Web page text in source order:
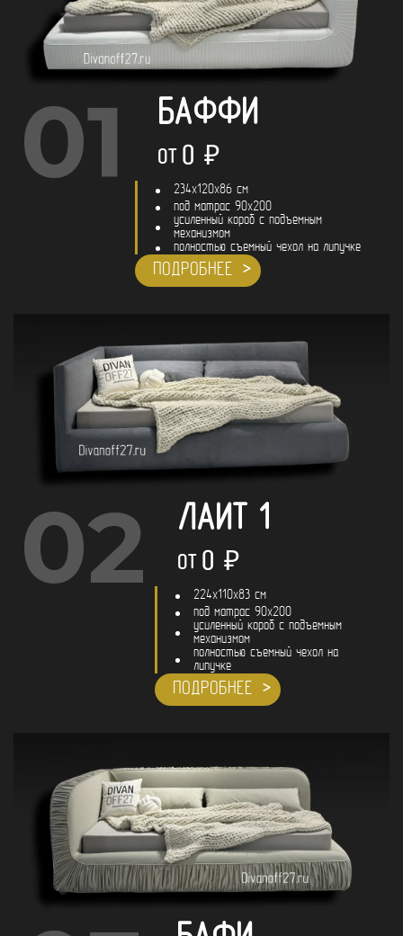
01 БАФФИ
ОТ 0 ₽
под матрас 90х200
усиленный короб с подъемным
механизмом
полностью съемный чехол на липучке
234x120x86 см
ПОДРОБНЕЕ
02 ЛАЙТ 1
ОТ 0 ₽
под матрас 90х200
усиленный короб с подъемным
механизмом
полностью съемный чехол на
липучке
224x110x83 см
ПОДРОБНЕЕ